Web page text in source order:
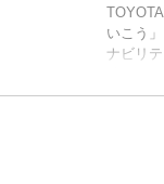
いこう
ナビリ
放たれ
の建物